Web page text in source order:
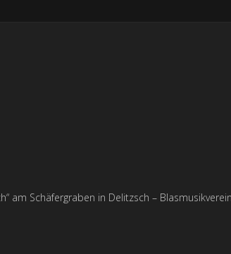
am Schäfergraben in Delitzsch –